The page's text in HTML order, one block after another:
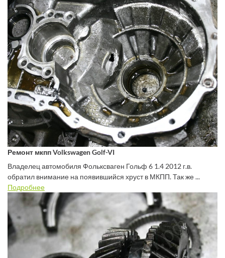
Ремонт мкпп Volkswagen Golf-VI
Владелец автомобиля Фольксваген Гольф 6 1.4 2012 г.в.
обратил внимание на появившийся хруст в МКПП. Так же ...
Подробнее